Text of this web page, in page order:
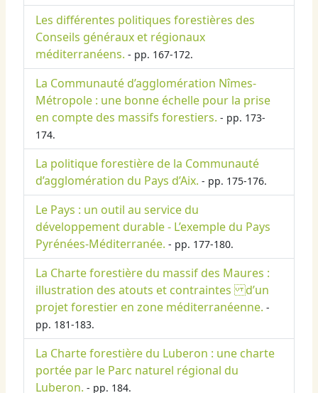
Les différentes politiques forestières des
Conseils généraux et régionaux
méditerranéens. - pp. 167-172.
La Communauté d’agglomération Nîmes-
Métropole : une bonne échelle pour la prise
en compte des massifs forestiers. - pp. 173-
174.
La politique forestière de la Communauté
d’agglomération du Pays d’Aix. - pp. 175-176.
Le Pays : un outil au service du
développement durable - L’exemple du Pays
Pyrénées-Méditerranée. - pp. 177-180.
La Charte forestière du massif des Maures :
illustration des atouts et contraintes d’un
projet forestier en zone méditerranéenne. -
pp. 181-183.
La Charte forestière du Luberon : une charte
portée par le Parc naturel régional du
Luberon. - pp. 184.